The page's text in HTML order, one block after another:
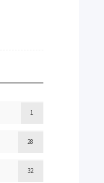
1
28
32